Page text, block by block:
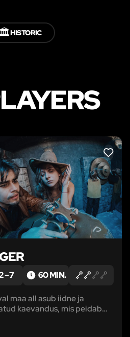
🏛️HISTORIC
LIKE
– 7 60 MIN.
maa all asub iidne ja
kaevandus, mis peidab